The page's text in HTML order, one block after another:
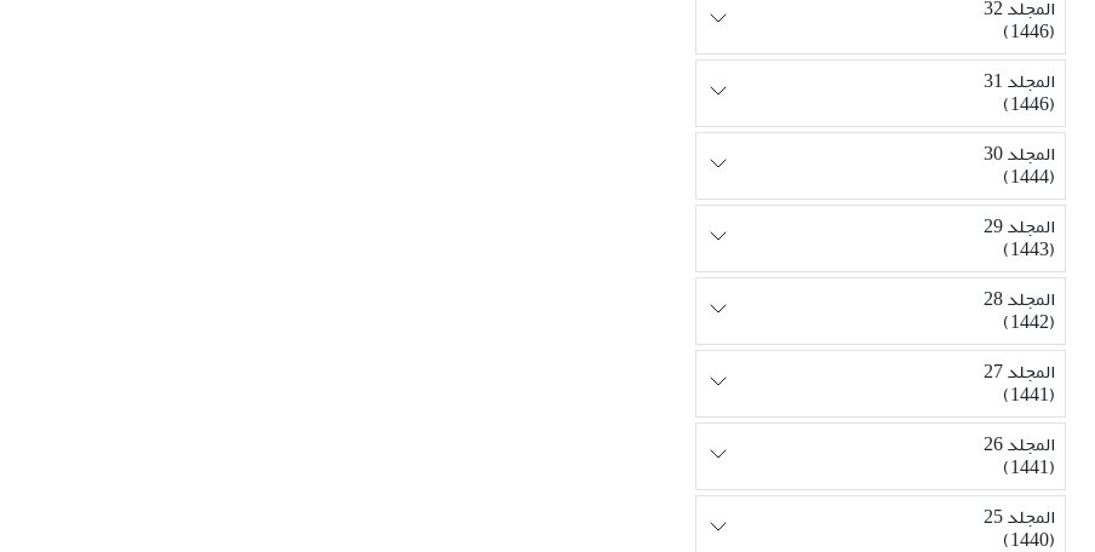
المجلد 32
(1446)
المجلد 31
(1446)
المجلد 30
(1444)
المجلد 29
(1443)
المجلد 28
(1442)
المجلد 27
(1441)
المجلد 26
(1441)
المجلد 25
(1440)